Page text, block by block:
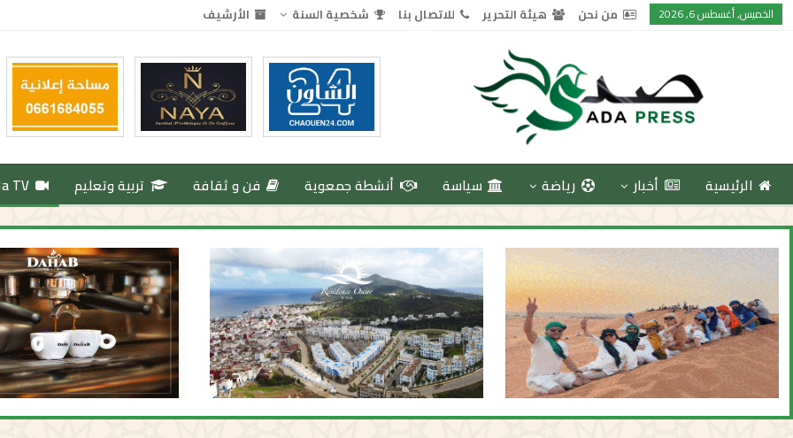
الخميس, أغسطس 6, 2026 من نحن هيئة التحرير للاتصال بنا شخصية السنة الأرشيف
الرئيسية أخبار رياضة سياسة أنشطة جمعوية فن و ثقافة تربية وتعليم TV